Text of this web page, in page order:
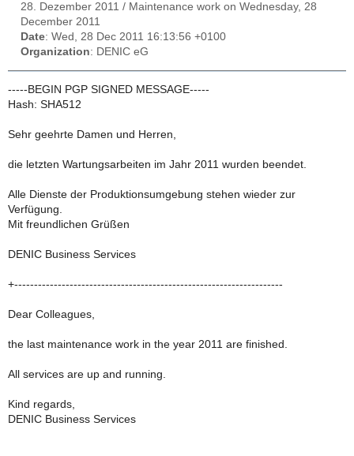
28. Dezember 2011 / Maintenance work on Wednesday, 28
December 2011
Date: Wed, 28 Dec 2011 16:13:56 +0100
Organization: DENIC eG
-----BEGIN PGP SIGNED MESSAGE-----
Hash: SHA512
Sehr geehrte Damen und Herren,
die letzten Wartungsarbeiten im Jahr 2011 wurden beendet.
Alle Dienste der Produktionsumgebung stehen wieder zur
Verfügung.
Mit freundlichen Grüßen
DENIC Business Services
+--------------------------------------------------------------------
Dear Colleagues,
the last maintenance work in the year 2011 are finished.
All services are up and running.
Kind regards,
DENIC Business Services